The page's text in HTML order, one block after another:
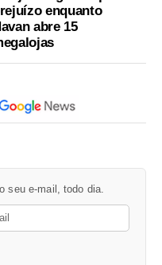
enquanto
abre 15
seu e-mail, todo dia.